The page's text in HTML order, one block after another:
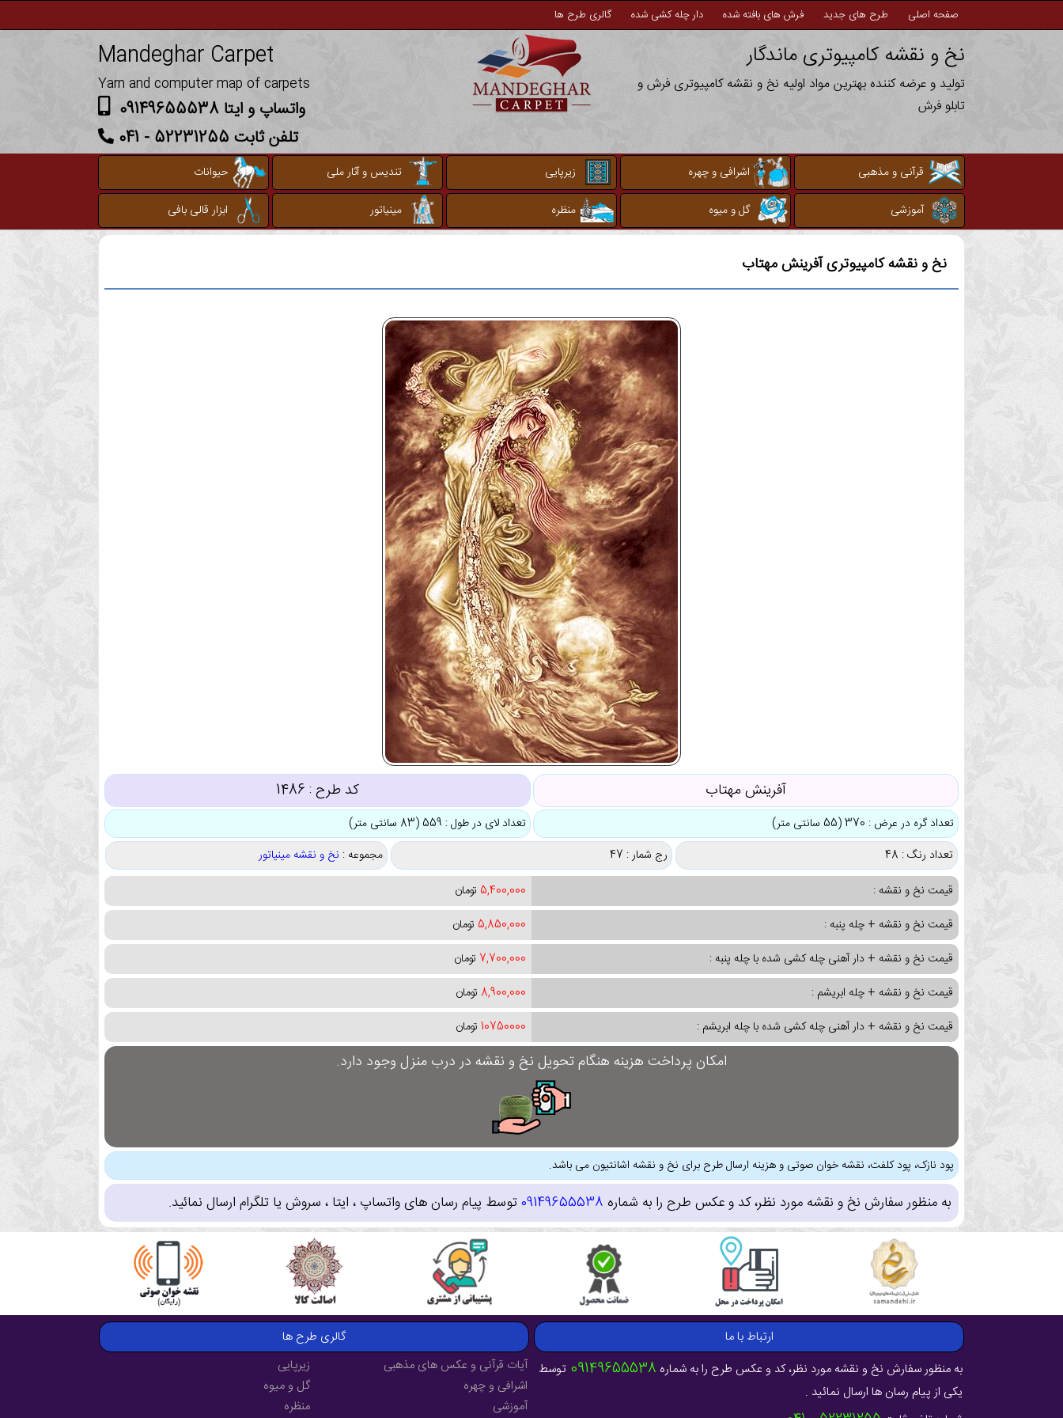
صفحه اصلی طرح های جدید فرش های بافته شده دار چله کشی شده گالری طرح ها
نخ و نقشه کامپیوتری ماندگار
تولید و عرضه کننده بهترین مواد اولیه نخ و نقشه کامپیوتری فرش و
تابلو فرش
Mandeghar Carpet
Yarn and computer map of carpets
واتساپ و ایتا 09149655538
تلفن ثابت 52231255 - 041
قرآنی و مذهبی اشرافی و چهره زیرپایی تندیس و آثار ملی
حیوانات
آموزشی
گل و میوه منظره مینیاتور ابزار قالی بافی
نخ و نقشه کامپیوتریآفرینش مهتاب
آفرینش مهتاب کد طرح : 1486
تعداد گره در عرض : 370 (55 سانتی متر)
تعداد لای در طول : 559 (83 سانتی متر)
تعداد رنگ : 48
رج شمار : 47 مجموعه : نخ و نقشه مینیاتور
قیمت نخ و نقشه :
5,400,000 تومان
قیمت نخ و نقشه + چله پنبه :
5,850,000 تومان
قیمت نخ و نقشه + دار آهنی چله کشی شده با چله پنبه :
7,700,000 تومان
قیمت نخ و نقشه + چله ابریشم :
8,900,000 تومان
قیمت نخ و نقشه + دار آهنی چله کشی شده با چله ابریشم :
10750000 تومان
امکان پرداخت هزینه هنگام تحویل نخ و نقشه در درب منزل وجود دارد.
پود نازک، پود کلفت، نقشه خوان صوتی و هزینه ارسال طرح برای نخ و نقشه اشانتیون می باشد.
به منظور سفارش نخ و نقشه مورد نظر، کد و عکس طرح را به شماره 09149655538توسط پیام رسان های واتساپ ، ایتا ، سروش یا تلگرام ارسال نمائید.
ارتباط با ما
به منظور سفارش نخ و نقشه مورد نظر، کد و عکس طرح را به شماره 09149655538 توسط
یکی از پیام رسان ها ارسال نمائید .
گالری طرح ها
آیات قرآنی و عکس های مذهبی
اشرافی و چهره
آموزشی
زیرپایی
گل و میوه
منظره